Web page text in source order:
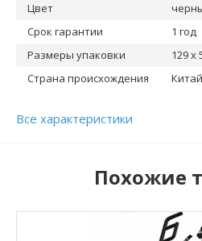
Цвет
Срок гарантии
1 год
Размеры упаковки
129 х
Страна происхождения
Китай
Все характеристики
Похожие